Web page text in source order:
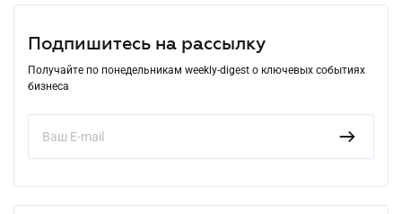
Подпишитесь на рассылку
Получайте по понедельникам weekly-digest о ключевых событиях
бизнеса